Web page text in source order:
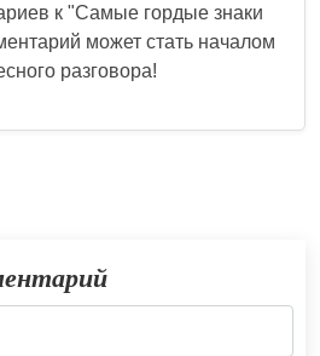
к "Самые гордые знаки
может стать началом
разговора!